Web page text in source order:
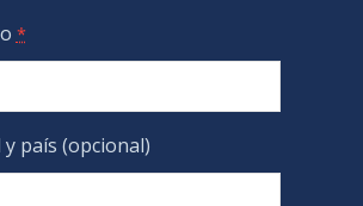
*
y país (opcional)